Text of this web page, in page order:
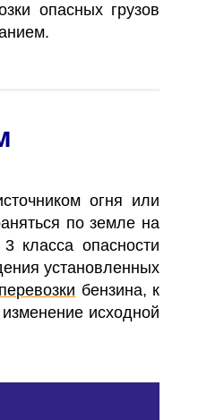
опасных грузов
огня или
по земле на
3 класса опасности
установленных
бензина, к
исходной